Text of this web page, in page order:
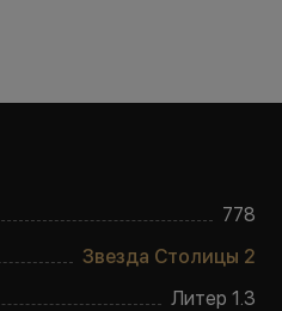
778
Звезда Столицы 2
Литер 1.3